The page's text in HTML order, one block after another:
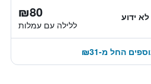
₪80
ללילה עם עמלות